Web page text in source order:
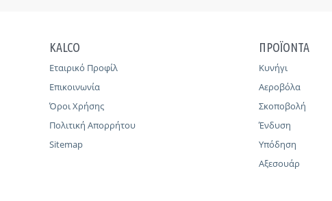
KALCO
Εταιρικό Προφίλ
Επικοινωνία
Όροι Χρήσης
Πολιτική Απορρήτου
Sitemap
ΠΡΟΪΟΝΤΑ
Κυνήγι
Αεροβόλα
Σκοποβολή
Ένδυση
Υπόδηση
Αξεσουάρ